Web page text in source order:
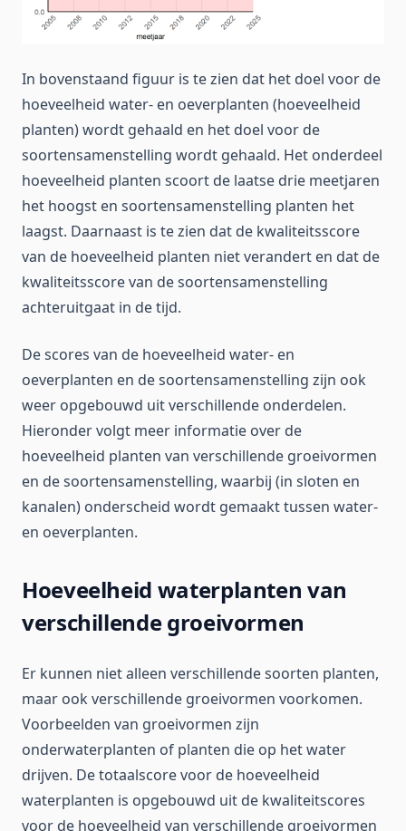
In bovenstaand figuur is te zien dat het doel voor de
hoeveelheid water- en oeverplanten (hoeveelheid
planten) wordt gehaald en het doel voor de
soortensamenstelling wordt gehaald. Het onderdeel
hoeveelheid planten scoort de laatse drie meetjaren
het hoogst en soortensamenstelling planten het
laagst. Daarnaast is te zien dat de kwaliteitsscore
van de hoeveelheid planten niet verandert en dat de
kwaliteitsscore van de soortensamenstelling
achteruitgaat in de tijd.
De scores van de hoeveelheid water- en
oeverplanten en de soortensamenstelling zijn ook
weer opgebouwd uit verschillende onderdelen.
Hieronder volgt meer informatie over de
hoeveelheid planten van verschillende groeivormen
en de soortensamenstelling, waarbij (in sloten en
kanalen) onderscheid wordt gemaakt tussen water-
en oeverplanten.
Hoeveelheid waterplanten van
verschillende groeivormen
Er kunnen niet alleen verschillende soorten planten,
maar ook verschillende groeivormen voorkomen.
Voorbeelden van groeivormen zijn
onderwaterplanten of planten die op het water
drijven. De totaalscore voor de hoeveelheid
waterplanten is opgebouwd uit de kwaliteitscores
voor de hoeveelheid van verschillende groeivormen